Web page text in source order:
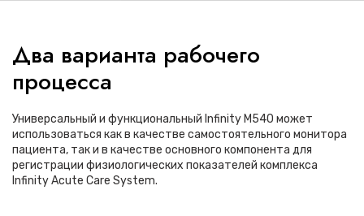
Два варианта рабочего
процесса
Универсальный и функциональный Infinity M540 может
использоваться как в качестве самостоятельного монитора
пациента, так и в качестве основного компонента для
регистрации физиологических показателей комплекса
Infinity Acute Care System.